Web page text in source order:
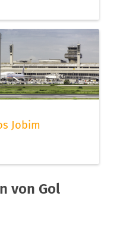
Jobim
von Gol